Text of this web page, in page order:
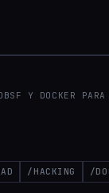
Y DOCKER
/HACKING /